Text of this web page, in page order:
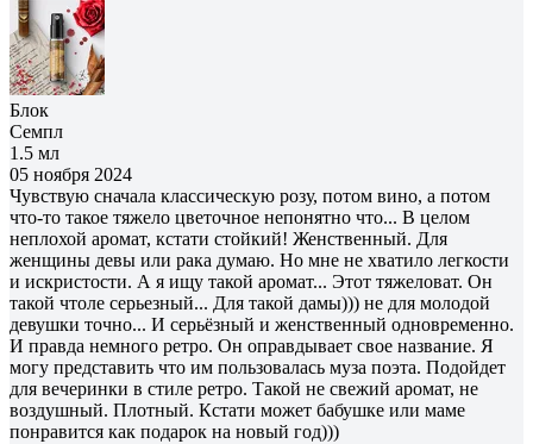
Блок
Семпл
1.5 мл
05 ноября 2024
Чувствую сначала классическую розу, потом вино, а потом
что-то такое тяжело цветочное непонятно что... В целом
неплохой аромат, кстати стойкий! Женственный. Для
женщины девы или рака думаю. Но мне не хватило легкости
и искристости. А я ищу такой аромат... Этот тяжеловат. Он
такой чтоле серьезный... Для такой дамы))) не для молодой
девушки точно... И серьёзный и женственный одновременно.
И правда немного ретро. Он оправдывает свое название. Я
могу представить что им пользовалась муза поэта. Подойдет
для вечеринки в стиле ретро. Такой не свежий аромат, не
воздушный. Плотный. Кстати может бабушке или маме
понравится как подарок на новый год)))